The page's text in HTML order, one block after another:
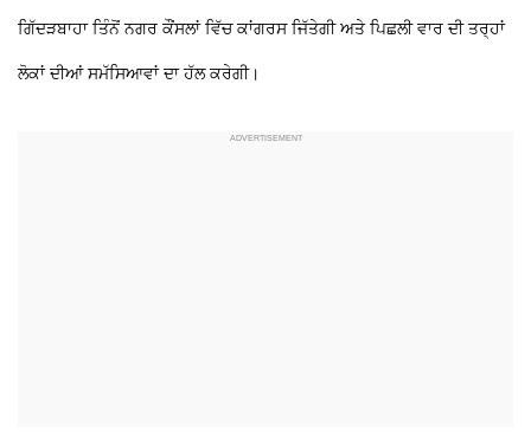
ਗਿੱਦੜਬਾਹਾ ਤਿੰਨੋਂ ਨਗਰ ਕੌਂਸਲਾਂ ਵਿੱਚ ਕਾਂਗਰਸ ਜਿੱਤੇਗੀ ਅਤੇ ਪਿਛਲੀ ਵਾਰ ਦੀ ਤਰ੍ਹਾਂ
ਲੋਕਾਂ ਦੀਆਂ ਸਮੱਸਿਆਵਾਂ ਦਾ ਹੱਲ ਕਰੇਗੀ।